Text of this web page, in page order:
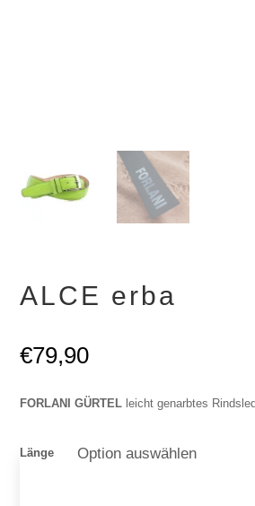
ALCE erba
€79,90
FORLANI GÜRTEL leicht genarbtes
Länge